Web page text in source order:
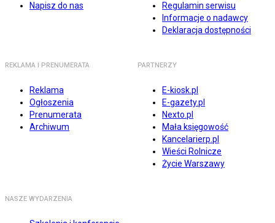
Napisz do nas
Regulamin serwisu
Informacje o nadawcy
Deklaracja dostępności
REKLAMA I PRENUMERATA
Reklama
Ogłoszenia
Prenumerata
Archiwum
PARTNERZY
E-kiosk.pl
E-gazety.pl
Nexto.pl
Mała księgowość
Kancelarierp.pl
Wieści Rolnicze
Życie Warszawy
NASZE WYDARZENIA